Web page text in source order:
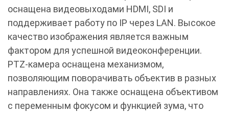
оснащена видеовыходами HDMI, SDI и
поддерживает работу по IP через LAN. Высокое
качество изображения является важным
фактором для успешной видеоконференции.
PTZ-камера оснащена механизмом,
позволяющим поворачивать объектив в разных
направлениях. Она также оснащена объективом
с переменным фокусом и функцией зума, что